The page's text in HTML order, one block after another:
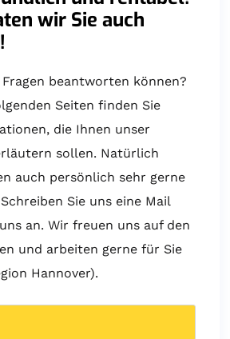
wir Sie auch
beantworten können?
Seiten finden Sie
die Ihnen unser
sollen. Natürlich
auch persönlich sehr gerne
Sie uns eine Mail
an. Wir freuen uns auf den
und arbeiten gerne für Sie
Hannover).